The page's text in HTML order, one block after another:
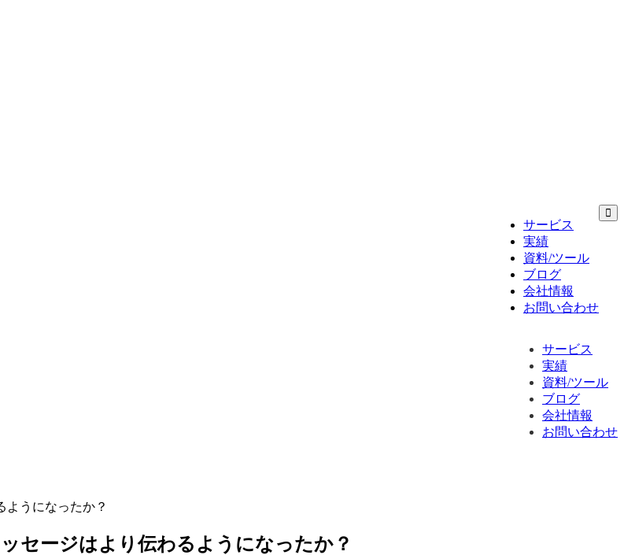
サービス
実績
資料/ツール
ブログ
会社情報
お問い合わせ
サービス
実績
資料/ツール
ブログ
会社情報
お問い合わせ
ようになったか？
セージはより伝わるようになったか？